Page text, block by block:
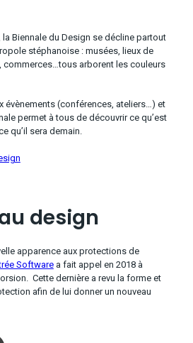
la Biennale du Design se décline partout
stéphanoise : musées, lieux de
commerces…tous arborent les couleurs
évènements (conférences, ateliers…) et
permet à tous de découvrir ce qu’est
qu’il sera demain.
design
apparence aux protections de
Softwarea fait appel en 2018 à
Cette dernière a revu la forme et
afin de lui donner un nouveau